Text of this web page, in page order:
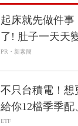
起床就先做件
了! 肚子一天天
PR・新素簡
不只台積電！想
給你12檔季季
ETF